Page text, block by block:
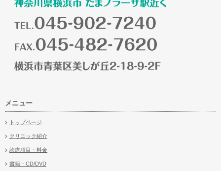
メニュー
トップページ
クリニック紹介
診療項目・料金
書籍・CD/DVD